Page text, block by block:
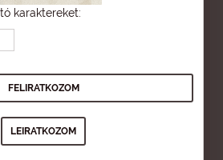
karaktereket: